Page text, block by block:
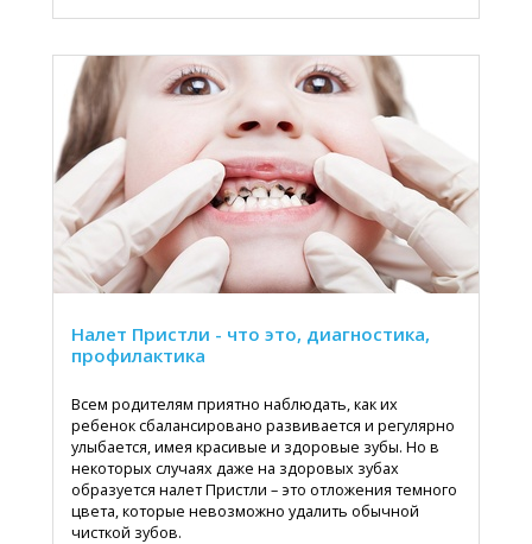
Налет Пристли - что это, диагностика,
профилактика
Всем родителям приятно наблюдать, как их
ребенок сбалансировано развивается и регулярно
улыбается, имея красивые и здоровые зубы. Но в
некоторых случаях даже на здоровых зубах
образуется налет Пристли – это отложения темного
цвета, которые невозможно удалить обычной
чисткой зубов.